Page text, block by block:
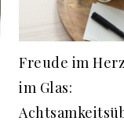
Freude im
im Glas: